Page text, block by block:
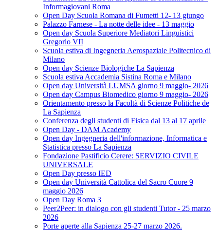
Informagiovani Roma
Open Day Scuola Romana di Fumetti 12- 13 giungo
Palazzo Farnese - La notte delle idee - 13 maggio
Open day Scuola Superiore Mediatori Linguistici
Gregorio VII
Scuola estiva di Ingegneria Aerospaziale Politecnico di
Milano
Open day Scienze Biologiche La Sapienza
Scuola estiva Accademia Sistina Roma e Milano
Open day Università LUMSA giorno 9 maggio- 2026
Open day Campus Biomedico giorno 9 maggio- 2026
Orientamento presso la Facoltà di Scienze Politiche de
La Sapienza
Conferenza degli studenti di Fisica dal 13 al 17 aprile
Open Day - DAM Academy
Open day Ingegneria dell'informazione, Informatica e
Statistica presso La Sapienza
Fondazione Pastificio Cerere: SERVIZIO CIVILE
UNIVERSALE
Open Day presso IED
Open day Università Cattolica del Sacro Cuore 9
maggio 2026
Open Day Roma 3
Peer2Peer: in dialogo con gli studenti Tutor - 25 marzo
2026
Porte aperte alla Sapienza 25-27 marzo 2026.